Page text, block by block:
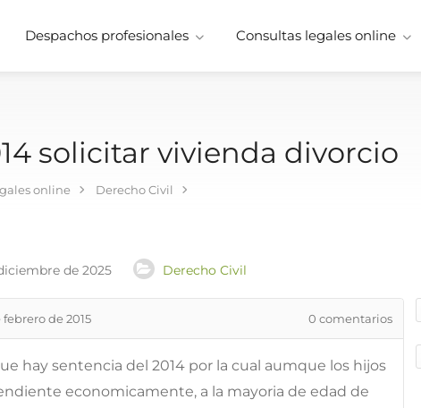
Despachos profesionales Consultas legales online
solicitar vivienda divorcio
online Derecho Civil
de 2025 Derecho Civil
febrero de 2015 0 comentarios
hay sentencia del 2014 por la cual aumque los hijos
economicamente, a la mayoria de edad de